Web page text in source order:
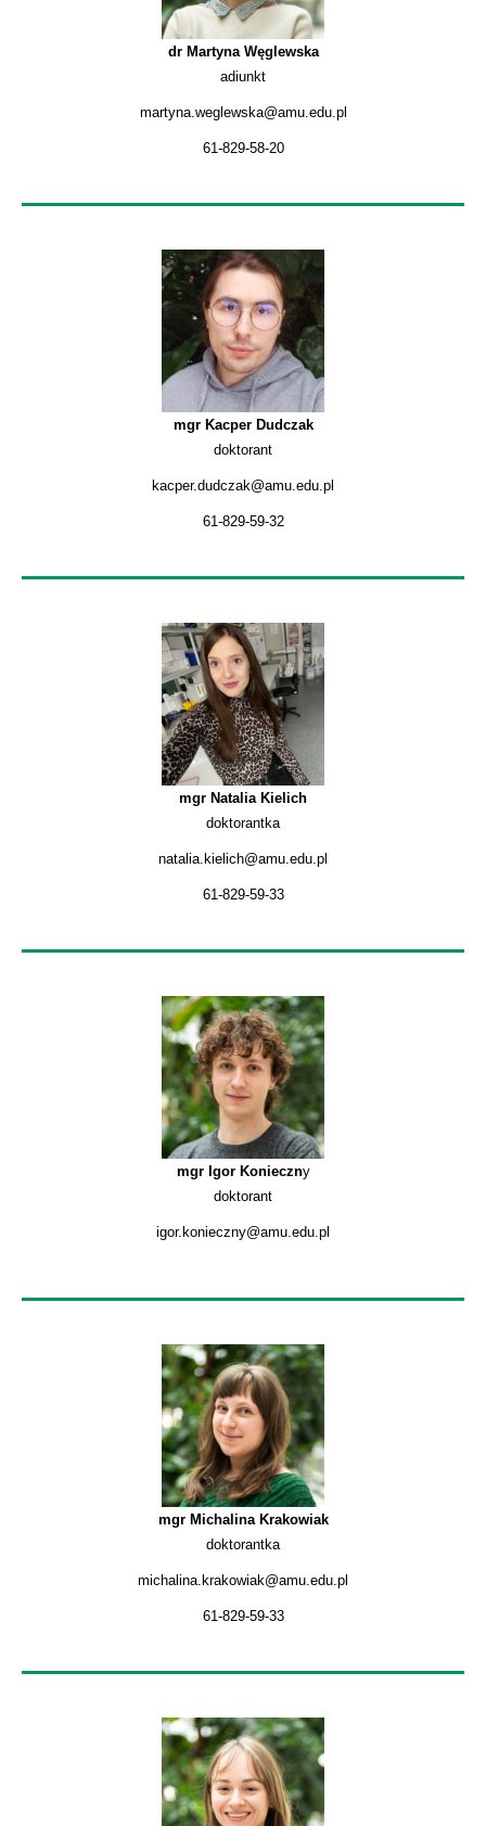
dr Martyna Węglewska
adiunkt
martyna.weglewska@amu.edu.pl
61-829-58-20
mgr Kacper Dudczak
doktorant
kacper.dudczak@amu.edu.pl
61-829-59-32
mgr Natalia Kielich
doktorantka
natalia.kielich@amu.edu.pl
61-829-59-33
mgr Igor Konieczny
doktorant
igor.konieczny@amu.edu.pl
mgr Michalina Krakowiak
doktorantka
michalina.krakowiak@amu.edu.pl
61-829-59-33